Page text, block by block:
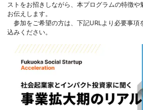
ストをお招きしながら、本プログラムの特徴や
お伝えします。
参加をご希望の方は、下記URLより必要事項
込みください。